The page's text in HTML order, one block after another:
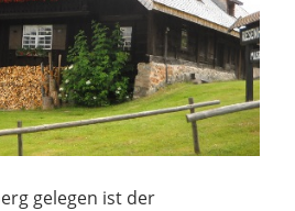
gelegen ist der